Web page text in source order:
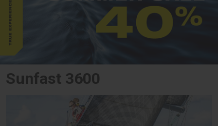
Sunfast 3600